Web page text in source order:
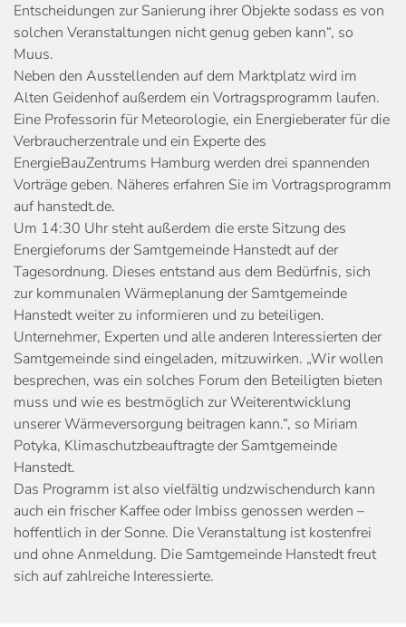
Entscheidungen zur Sanierung ihrer Objekte sodass es von
solchen Veranstaltungen nicht genug geben kann“, so
Muus.
Neben den Ausstellenden auf dem Marktplatz wird im
Alten Geidenhof außerdem ein Vortragsprogramm laufen.
Eine Professorin für Meteorologie, ein Energieberater für die
Verbraucherzentrale und ein Experte des
EnergieBauZentrums Hamburg werden drei spannenden
Vorträge geben. Näheres erfahren Sie im Vortragsprogramm
auf hanstedt.de.
Um 14:30 Uhr steht außerdem die erste Sitzung des
Energieforums der Samtgemeinde Hanstedt auf der
Tagesordnung. Dieses entstand aus dem Bedürfnis, sich
zur kommunalen Wärmeplanung der Samtgemeinde
Hanstedt weiter zu informieren und zu beteiligen.
Unternehmer, Experten und alle anderen Interessierten der
Samtgemeinde sind eingeladen, mitzuwirken. „Wir wollen
besprechen, was ein solches Forum den Beteiligten bieten
muss und wie es bestmöglich zur Weiterentwicklung
unserer Wärmeversorgung beitragen kann.“, so Miriam
Potyka, Klimaschutzbeauftragte der Samtgemeinde
Hanstedt.
Das Programm ist also vielfältig undzwischendurch kann
auch ein frischer Kaffee oder Imbiss genossen werden –
hoffentlich in der Sonne. Die Veranstaltung ist kostenfrei
und ohne Anmeldung. Die Samtgemeinde Hanstedt freut
sich auf zahlreiche Interessierte.